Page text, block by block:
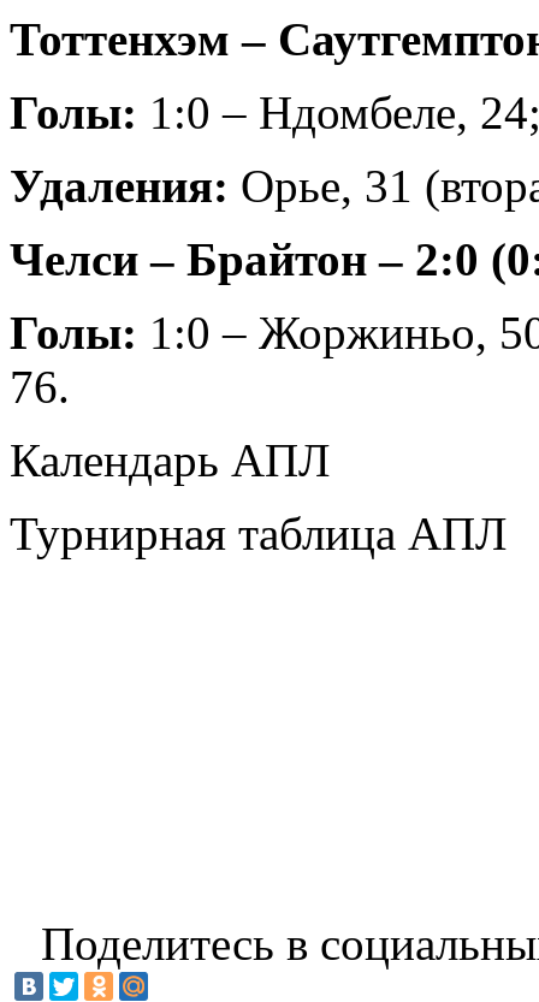
Тоттенхэм –
Голы: 1:0 – Ндомбеле,
Удаления: Орье, 31
Челси – Брайтон – 2:0
Голы: 1:0 – Жоржиньо,
76.
Календарь АПЛ
Турнирная таблица АПЛ
Поделитесь в